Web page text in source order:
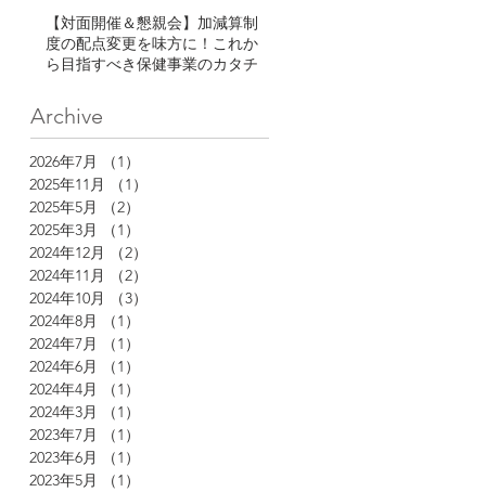
おけるデータ活用」とは
【対面開催＆懇親会】加減算制
度の配点変更を味方に！これか
ら目指すべき保健事業のカタチ
Archive
2026年7月 （1）
2025年11月
（1）
2025年5月
（2）
2025年3月
（1）
2024年12月
（2）
2024年11月
（2）
2024年10月
（3）
2024年8月
（1）
2024年7月
（1）
2024年6月
（1）
2024年4月
（1）
2024年3月
（1）
2023年7月
（1）
2023年6月
（1）
2023年5月
（1）